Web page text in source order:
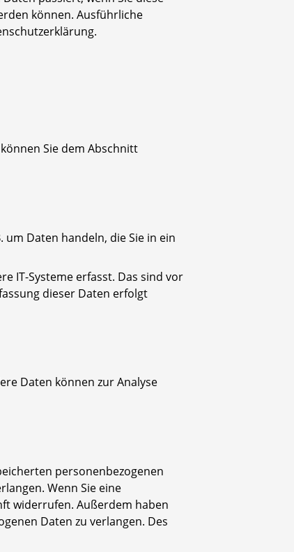
können. Ausführliche
Sie dem Abschnitt
Daten handeln, die Sie in ein
IT-Systeme erfasst. Das sind vor
dieser Daten erfolgt
Daten können zur Analyse
personenbezogenen
Wenn Sie eine
widerrufen. Außerdem haben
Daten zu verlangen. Des